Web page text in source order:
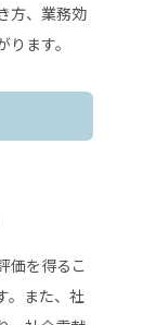
方、業務効
ます。
価を得るこ
。また、社